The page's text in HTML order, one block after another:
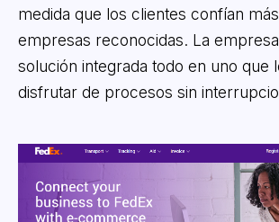
medida que los clientes confían
empresas reconocidas. La
solución integrada todo en uno que
disfrutar de procesos sin